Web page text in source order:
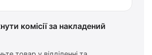
комісії за накладений